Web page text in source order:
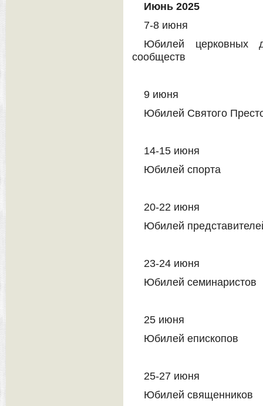
Июнь 2025
7-8 июня
Юбилей церковных
сообществ
9 июня
Юбилей Святого
14-15 июня
Юбилей спорта
20-22 июня
Юбилей
23-24 июня
Юбилей семинаристов
25 июня
Юбилей епископов
25-27 июня
Юбилей священников